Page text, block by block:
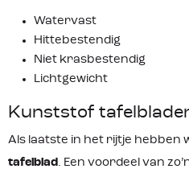
Watervast
Hittebestendig
Niet krasbestendig
Lichtgewicht
Kunststof
Als laatste in het rijtje hebben
tafelblad . Een voordeel van